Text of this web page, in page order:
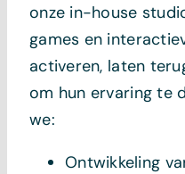
onze in-house
games en
activeren, laten
om hun ervaring te
we:
Ontwikkeling